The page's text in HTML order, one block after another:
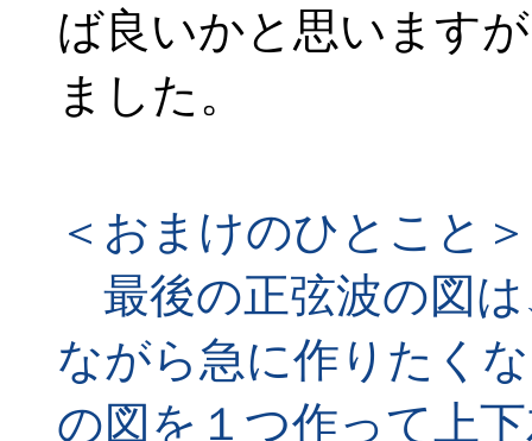
ば良いかと思います
ました。
＜おまけのひとこと＞
最後の正弦波の図は
ながら急に作りたく
の図を１つ作って上